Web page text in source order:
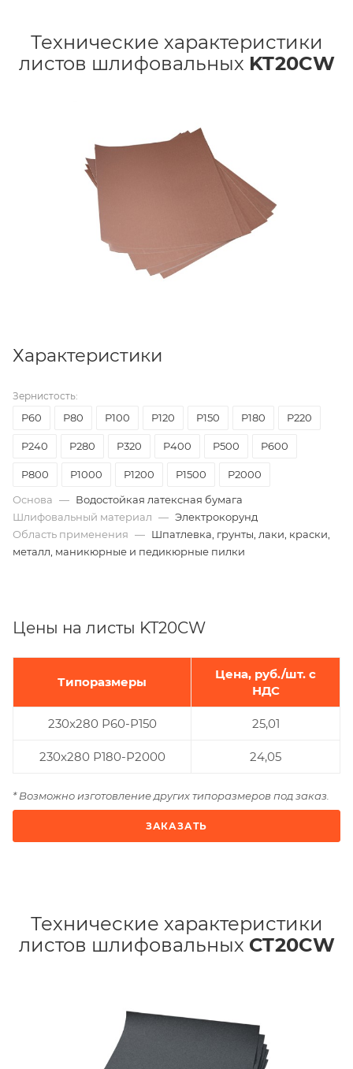
Технические характеристики
листов шлифовальных KT20CW
Характеристики
Зернистость:
P60 Р80 Р100 P120 P150 P180 P220
P240 P280 P320 P400 P500 P600
P800 P1000 P1200 P1500
P2000
Основа — Водостойкая латексная бумага
Шлифовальный материал — Электрокорунд
Область применения — Шпатлевка, грунты, лаки, краски,
металл, маникюрные и педикюрные пилки
Цены на листы KT20CW
Типоразмеры
Цена, руб./шт. с
НДС
230x280 Р60-Р150 25,01
230x280 Р180-Р2000 24,05
* Возможно изготовление других типоразмеров под заказ.
ЗАКАЗАТЬ
Технические характеристики
листов шлифовальных СT20CW